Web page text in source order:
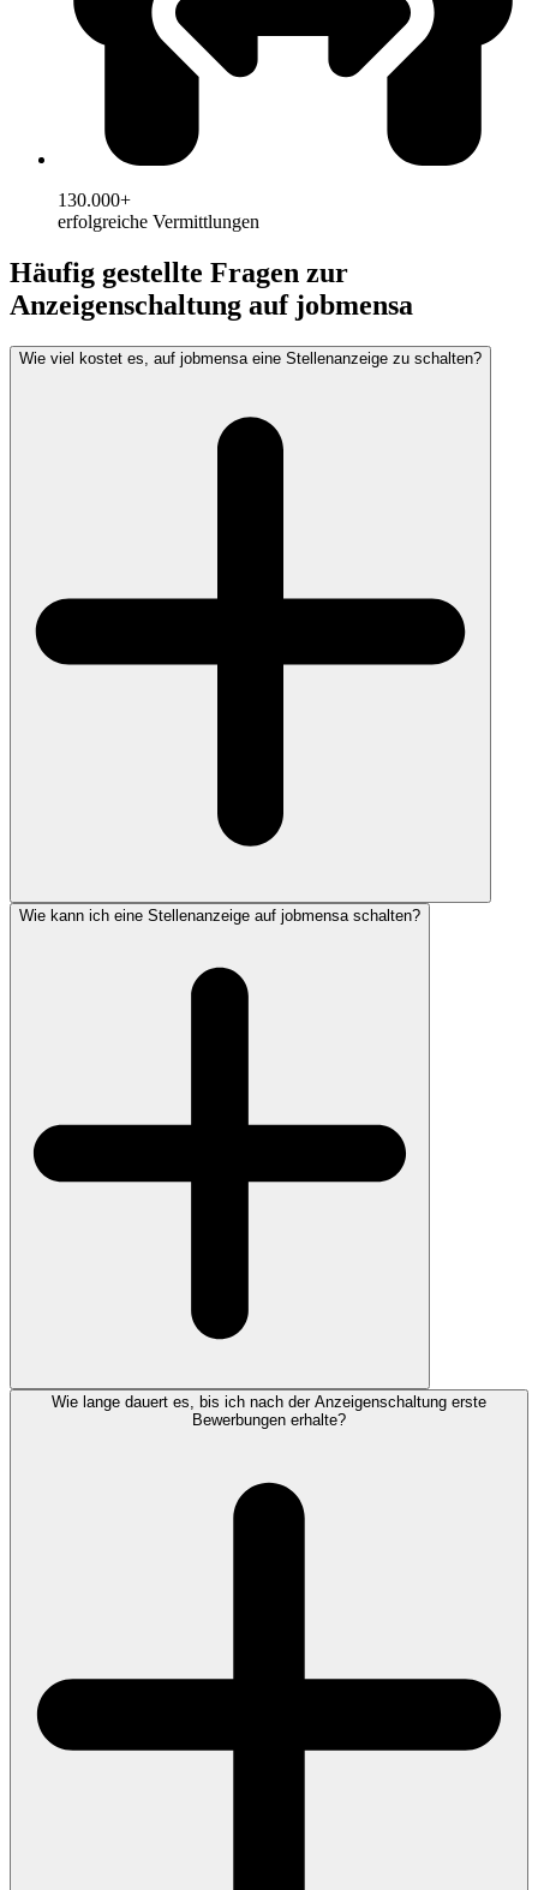
130.000+
erfolgreiche Vermittlungen
Häufig gestellte Fragen zur
Anzeigenschaltung auf jobmensa
Wie viel kostet es, auf jobmensa eine Stellenanzeige zu schalten?
Wie kann ich eine Stellenanzeige auf jobmensa schalten?
Wie lange dauert es, bis ich nach der Anzeigenschaltung erste
Bewerbungen erhalte?